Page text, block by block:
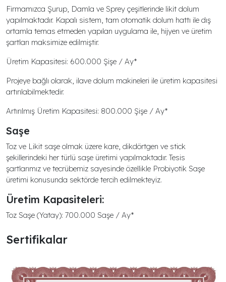
Firmamızca Şurup, Damla ve Sprey çeşitlerinde likit dolum
yapılmaktadır. Kapalı sistem, tam otomatik dolum hattı ile dış
ortamla temas etmeden yapılan uygulama ile, hijyen ve üretim
şartları maksimize edilmiştir.
Üretim Kapasitesi: 600.000 Şişe / Ay*
Projeye bağlı olarak, ilave dolum makineleri ile üretim kapasitesi
artırılabilmektedir.
Artırılmış Üretim Kapasitesi: 800.000 Şişe / Ay*
Saşe
Toz ve Likit saşe olmak üzere kare, dikdörtgen ve stick
şekillerindeki her türlü saşe üretimi yapılmaktadır. Tesis
şartlarımız ve tecrübemiz sayesinde özellikle Probiyotik Saşe
üretimi konusunda sektörde tercih edilmekteyiz.
Üretim Kapasiteleri:
Toz Saşe (Yatay): 700.000 Saşe / Ay*
Sertifikalar